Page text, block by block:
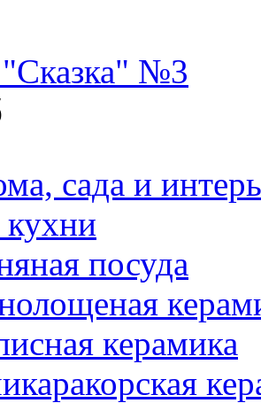
№3
сада и
посуда
керамика